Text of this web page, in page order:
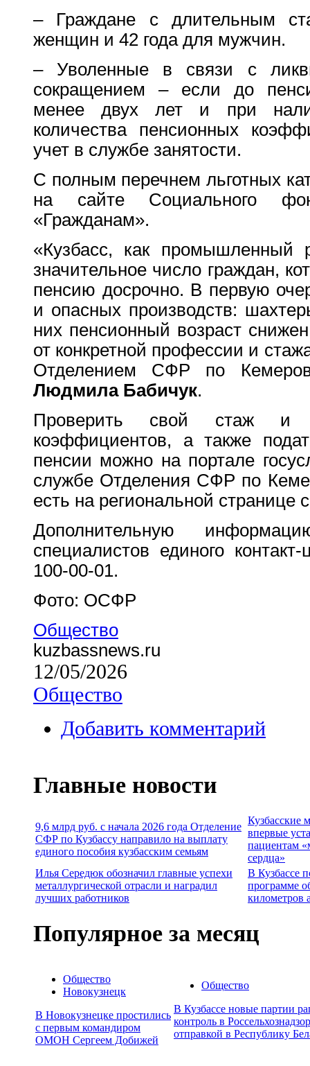
– Граждане с длительным
женщин и 42 года для мужчин.
– Уволенные в связи с
сокращением – если до
менее двух лет и при
количества пенсионных
учет в службе занятости.
С полным перечнем льготных
на сайте Социального
«Гражданам».
«Кузбасс, как промышленный
значительное число граждан,
пенсию досрочно. В первую
и опасных производств:
них пенсионный возраст
от конкретной профессии и
Отделением СФР по
Людмила Бабичук.
Проверить свой стаж и
коэффициентов, а также
пенсии можно на портале
службе Отделения СФР по
есть на региональной странице
Дополнительную
специалистов единого
100-00-01.
Фото: ОСФР
Общество
kuzbassnews.ru
12/05/2026
Общество
Добавить комментарий
Главные новости
9,6 млрд руб. с начала 2026 года Отделение
СФР по Кузбассу направило на выплату
единого пособия кузбасским семьям
Кузбасские
впервые
пациентам
сердца»
Илья Середюк обозначил главные успехи
металлургической отрасли и наградил
лучших работников
В Кузбассе
программе
километров
Популярное за месяц
Общество
Новокузнецк
В Новокузнецке простились
с первым командиром
ОМОН Сергеем Добижей
Общество
В Кузбассе новые партии
контроль в
отправкой в Республику